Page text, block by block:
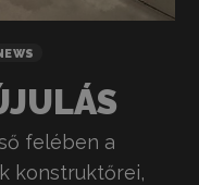
felében a
konstruktőrei,